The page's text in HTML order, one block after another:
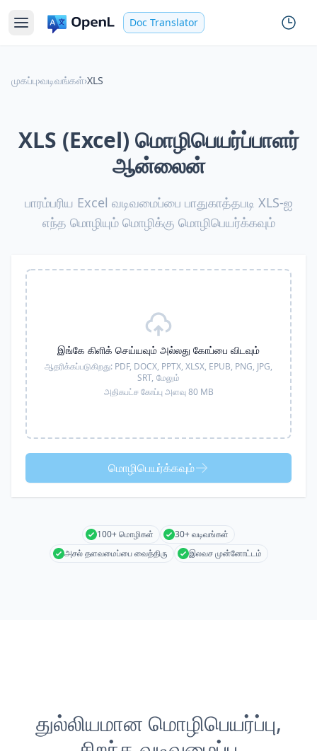
Doc Translator
முகப்பு›வடிவங்கள்›XLS
XLS (Excel) மொழிபெயர்ப்பாளர்
ஆன்லைன்
பாரம்பரிய Excel வடிவமைப்பை பாதுகாத்தபடி XLS-ஐ
எந்த மொழியும் மொழிக்கு மொழிபெயர்க்கவும்
இங்கே கிளிக் செய்யவும் அல்லது கோப்பை விடவும்
ஆதரிக்கப்படுகிறது: PDF, DOCX, PPTX, XLSX, EPUB, PNG, JPG,
SRT, மேலும்
அதிகபட்ச கோப்பு அளவு 80 MB
மொழிபெயர்க்கவும்
100+ மொழிகள்
30+ வடிவங்கள்
அசல் தளவமைப்பை வைத்திரு
இலவச முன்னோட்டம்
துல்லியமான மொழிபெயர்ப்பு,